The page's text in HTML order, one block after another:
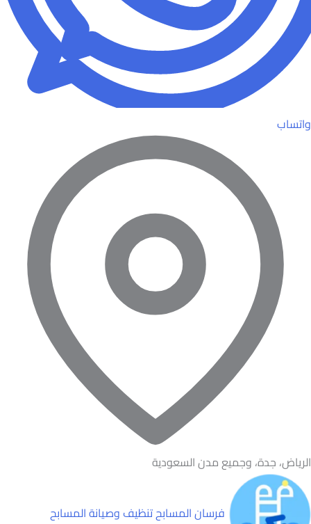
واتساب
الرياض، جدة، وجميع مدن السعودية
فرسان المسابحتنظيف وصيانة المسابح